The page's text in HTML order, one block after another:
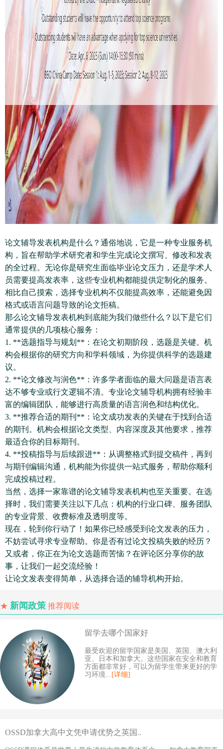
论文辅导发表机构是什么？通俗地说，它是一种专业服务机
构，旨在帮助学术研究者和学生完成论文撰写、修改和发表
的全过程。无论你是研究生面临毕业论文压力，还是学术人
员需要提高发表率，这些专业机构都能提供定制化的服务。
相比自己摸索，选择专业机构不仅能提高效率，还能避免因
格式或语言问题导致的论文拒稿。
那么论文辅导发表机构到底能为我们做些什么？以下是它们
通常提供的几项核心服务：
1. **选题指导与规划**：在论文初期阶段，选题是关键。机
构会根据你的研究方向和学科领域，为你提供科学的选题建
议。
2. **论文修改与润色**：许多学者面临的最大问题是语言表
达不够专业或行文逻辑不清。专业论文辅导机构拥有经验丰
富的编辑团队，能够进行高质量的语言润色和结构优化。
3. **推荐合适的期刊**：论文成功发表的关键在于找到合适
的期刊。机构会根据论文类型、内容深度及其他要求，推荐
最适合你的目标期刊。
4. **投稿指导与后续跟进**：从调整格式到提交稿件，再到
与期刊编辑沟通，机构能为你提供一站式服务，帮助你顺利
完成投稿过程。
当然，选择一家靠谱的论文辅导发表机构也至关重要。在选
择时，我们需要关注以下几点：机构的行业口碑、服务团队
的专业背景、收费标准及透明度等。
现在，轮到你行动了！如果你已经感受到论文发表的压力，
不妨尝试寻求专业帮助。你是否有过论文投稿失败的经历？
又或者，你正在为论文选题而苦恼？在评论区分享你的故
事，让我们一起交流经验！
让论文发表变得简单，从选择合适的辅导机构开始。
★ 新闻政策 推荐阅读
留学去哪个国家好
最受欢迎的留学国家是美国、英国、澳大利
亚、日本和加拿大。这些国家在安全和教育
方面都非常好，可以为留学生带来更好的学
习环境... [详细]
OSSD加拿大高中文凭申请优势之英国..